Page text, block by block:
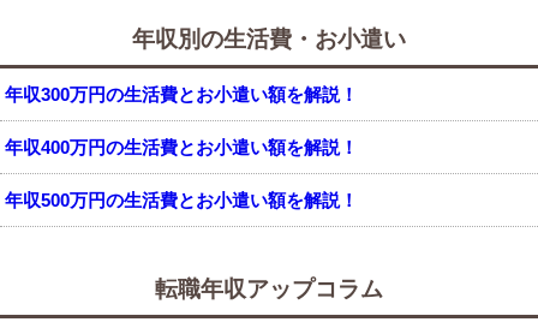
年収別の生活費・お小遣い
年収300万円の生活費とお小遣い額を解説！
年収400万円の生活費とお小遣い額を解説！
年収500万円の生活費とお小遣い額を解説！
転職年収アップコラム